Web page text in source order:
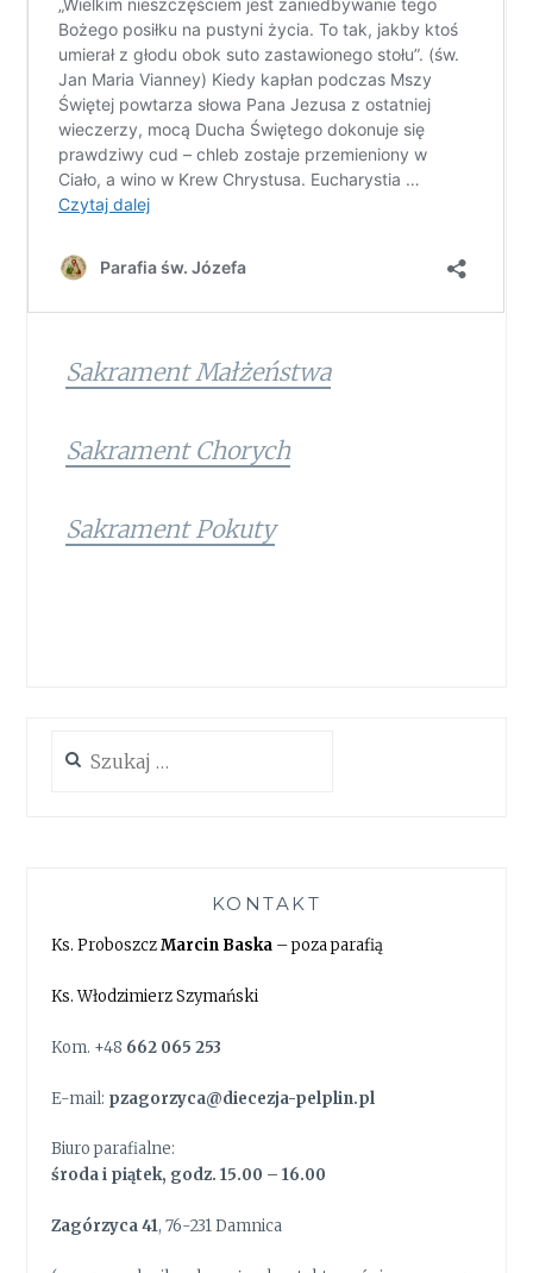
Sakrament Małżeństwa
Sakrament Chorych
Sakrament Pokuty
KONTAKT
Ks. ProboszczMarcin Baska – poza parafią
Ks. Włodzimierz Szymański
Kom. +48 662 065 253
E-mail: pzagorzyca@diecezja-pelplin.pl
Biuro parafialne:
środa i piątek, godz. 15.00 – 16.00
Zagórzyca 41, 76-231 Damnica